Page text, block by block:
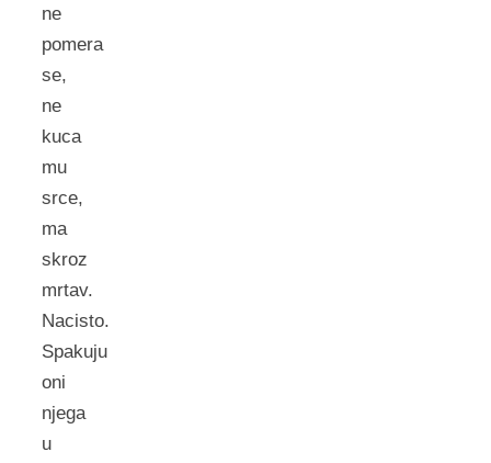
ne
pomera
se,
ne
kuca
mu
srce,
ma
skroz
mrtav.
Nacisto.
Spakuju
oni
njega
u